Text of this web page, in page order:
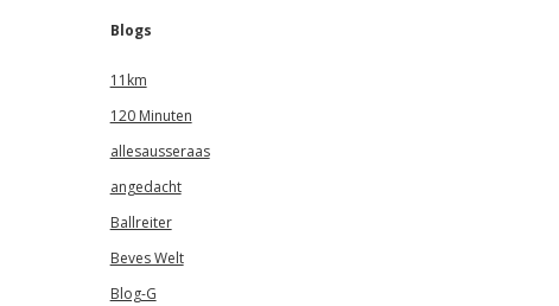
Blogs
11km
120 Minuten
allesausseraas
angedacht
Ballreiter
Beves Welt
Blog-G